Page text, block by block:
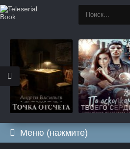
Меню (нажмите)